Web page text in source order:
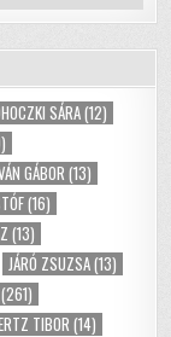
SÁRA(12)
GÁBOR (13)
(16)
(13)
JÁRÓ ZSUZSA(13)
(261)
TIBOR(14)